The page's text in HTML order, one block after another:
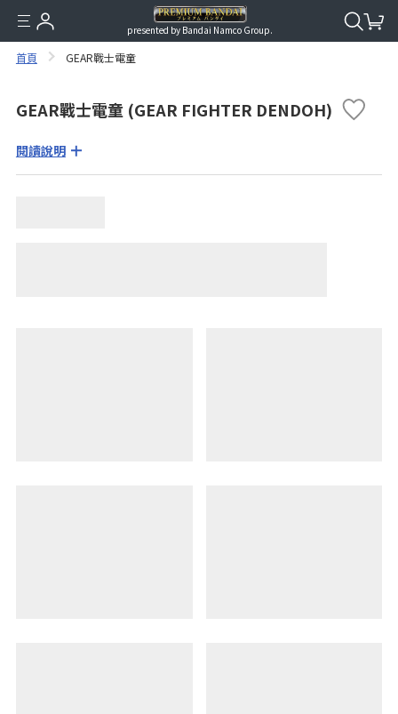
presented by Bandai Namco Group.
首頁 GEAR戰士電童
GEAR戰士電童 (GEAR FIGHTER DENDOH)
閱讀說明